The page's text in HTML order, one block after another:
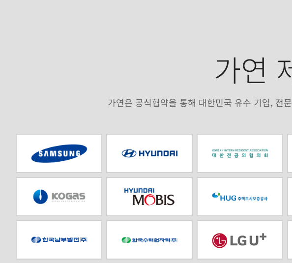
가연
가연은 공식협약을 통해 대한민국 유수 기업, 전